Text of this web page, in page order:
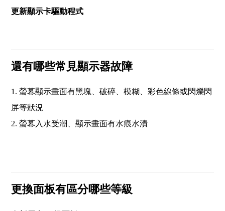
更新顯示卡驅動程式
還有哪些常見顯示器故障
1. 螢幕顯示畫面有黑塊、破碎、模糊、彩色線條或閃爍閃
屏等狀況
2. 螢幕入水受潮、顯示畫面有水痕水漬
更換面板有區分哪些等級